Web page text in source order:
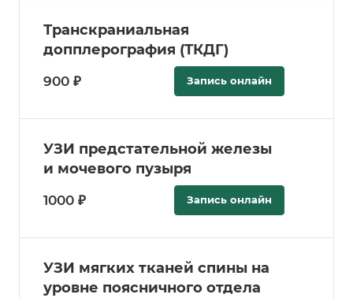
Транскраниальная
допплерография (ТКДГ)
900 ₽ Запись онлайн
УЗИ предстательной железы
и мочевого пузыря
1000 ₽ Запись онлайн
УЗИ мягких тканей спины на
уровне поясничного отдела